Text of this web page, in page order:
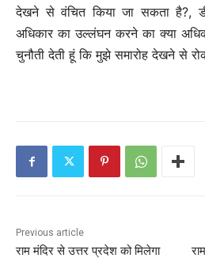
देखने से वंचित किया जा सकता है?,
अधिकार का उल्लंघन करने का क्या
चुनौती देती हूं कि मुझे समारोह देखने से
Previous article
राम मंदिर से उत्तर प्रदेश को मिलेगा